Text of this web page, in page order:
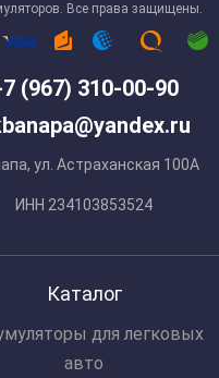
(967) 310-00-90
ул. Астраханская 100А
ИНН 234103853524
Все права защищены.
Каталог
для легковых
авто